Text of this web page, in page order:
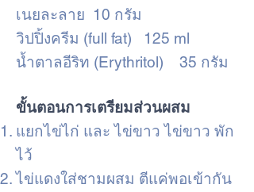
เนยละลาย 10 กรัม
วิปปิ้งครีม (full fat) 125 ml
น้ำตาลอีริท (Erythritol) 35 กรัม
ขั้นตอนการเตรียมส่วนผสม
แยกไข่ไก่ และ ไข่ขาว ไข่ขาว พัก
ไว้
ไข่แดงใส่ชามผสม ตีแค่พอเข้ากัน